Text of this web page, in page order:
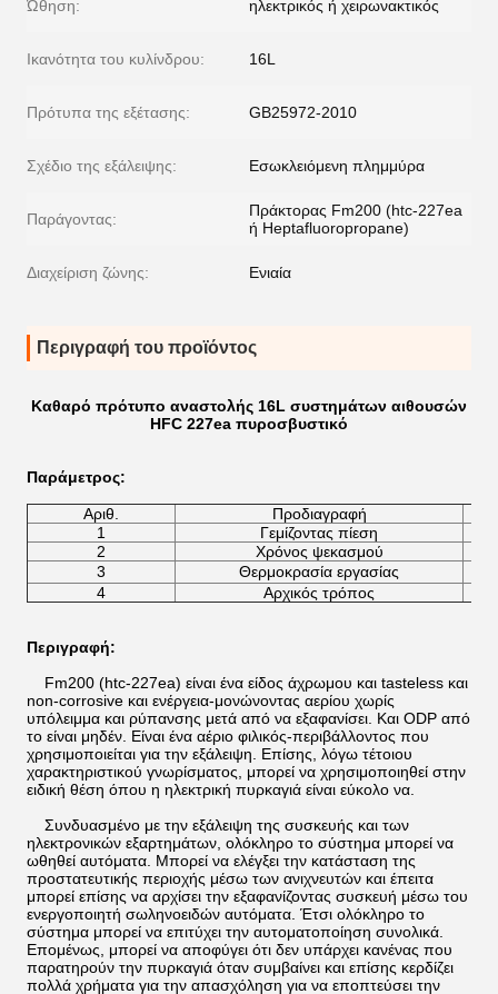
Ώθηση: ηλεκτρικός ή χειρωνακτικός
Ικανότητα του κυλίνδρου: 16L
Πρότυπα της εξέτασης: GB25972-2010
Σχέδιο της εξάλειψης: Εσωκλειόμενη πλημμύρα
Παράγοντας:
Πράκτορας Fm200 (htc-227ea
ή Heptafluoropropane)
Διαχείριση ζώνης: Ενιαία
Περιγραφή του προϊόντος
Καθαρό πρότυπο αναστολής 16L συστημάτων αιθουσών
HFC 227ea πυροσβυστικό
Παράμετρος:
Αριθ.
Προδιαγραφή
1
Γεμίζοντας πίεση
2
Χρόνος ψεκασμού
3
Θερμοκρασία εργασίας
4
Αρχικός τρόπος
Περιγραφή:
Fm200 (htc-227ea) είναι ένα είδος άχρωμου και tasteless και
non-corrosive και ενέργεια-μονώνοντας αερίου χωρίς
υπόλειμμα και ρύπανσης μετά από να εξαφανίσει. Και ODP από
το είναι μηδέν. Είναι ένα αέριο φιλικός-περιβάλλοντος που
χρησιμοποιείται για την εξάλειψη. Επίσης, λόγω τέτοιου
χαρακτηριστικού γνωρίσματος, μπορεί να χρησιμοποιηθεί στην
ειδική θέση όπου η ηλεκτρική πυρκαγιά είναι εύκολο να.
Συνδυασμένο με την εξάλειψη της συσκευής και των
ηλεκτρονικών εξαρτημάτων, ολόκληρο το σύστημα μπορεί να
ωθηθεί αυτόματα. Μπορεί να ελέγξει την κατάσταση της
προστατευτικής περιοχής μέσω των ανιχνευτών και έπειτα
μπορεί επίσης να αρχίσει την εξαφανίζοντας συσκευή μέσω του
ενεργοποιητή σωληνοειδών αυτόματα. Έτσι ολόκληρο το
σύστημα μπορεί να επιτύχει την αυτοματοποίηση συνολικά.
Επομένως, μπορεί να αποφύγει ότι δεν υπάρχει κανένας που
παρατηρούν την πυρκαγιά όταν συμβαίνει και επίσης κερδίζει
πολλά χρήματα για την απασχόληση για να εποπτεύσει την